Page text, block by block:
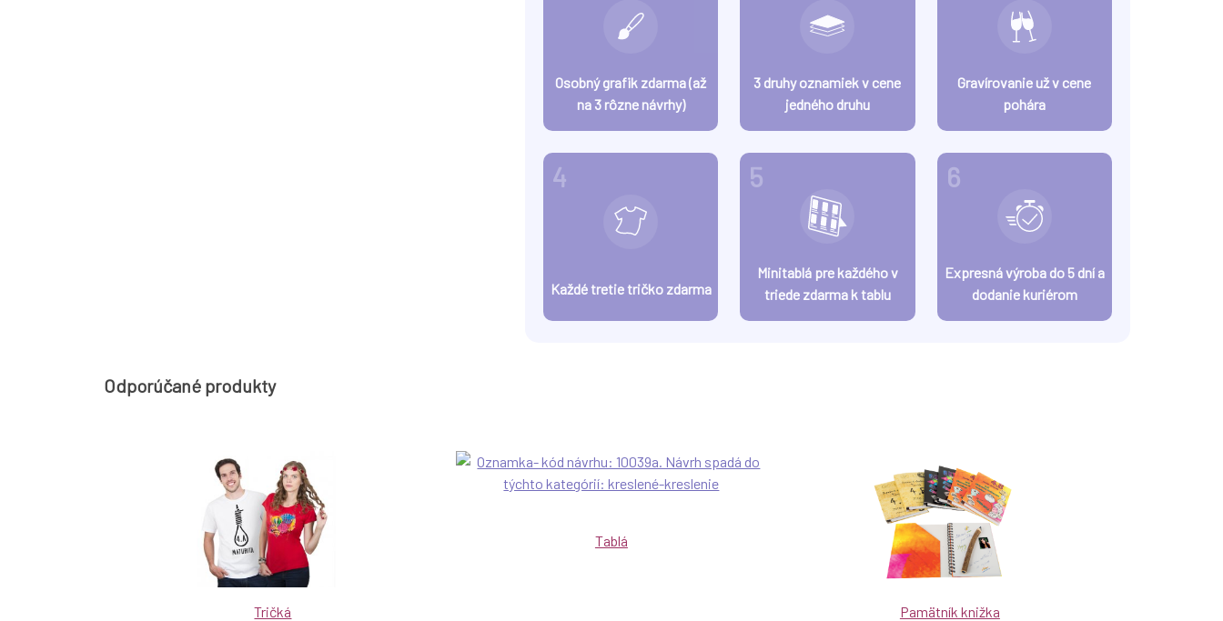
Osobný grafik zdarma (až
na 3 rôzne návrhy)
3 druhy oznamiek v cene
jedného druhu
Gravírovanie už v cene
pohára
4
Každé tretie tričko zdarma
5
Minitablá pre každého v
triede zdarma k tablu
6
Expresná výroba do 5 dní a
dodanie kuriérom
Odporúčané produkty
Tričká
Tablá
Pamätník knižka